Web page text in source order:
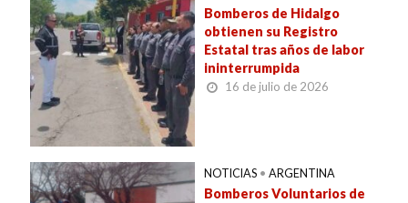
Bomberos de Hidalgo
obtienen su Registro
Estatal tras años de labor
ininterrumpida
16 de julio de 2026
NOTICIAS • ARGENTINA
Bomberos Voluntarios de